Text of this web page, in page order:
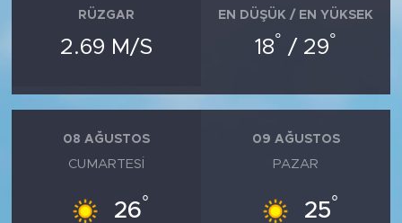
RÜZGAR
2.69 M/S
EN DÜŞÜK / EN YÜKSEK
18° / 29°
08 AĞUSTOS
CUMARTESI
26°
09 AĞUSTOS
PAZAR
25°